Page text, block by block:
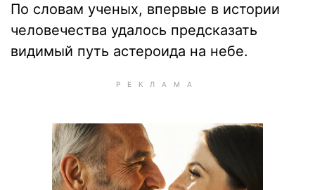
По словам ученых, впервые в истории
человечества удалось предсказать
видимый путь астероида на небе.